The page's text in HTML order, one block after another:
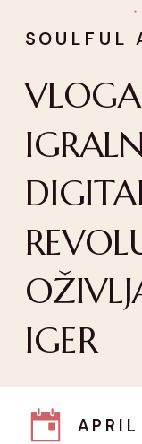
IGER
SOULFUL